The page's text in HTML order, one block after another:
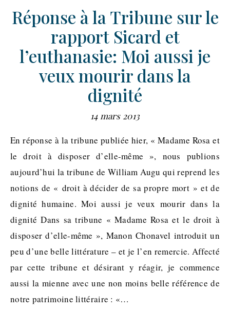
Réponse à la Tribune sur le
rapport Sicard et
l’euthanasie: Moi aussi je
veux mourir dans la
dignité
14 mars 2013
En réponse à la tribune publiée hier, « Madame Rosa et
le droit à disposer d’elle-même », nous publions
aujourd’hui la tribune de William Augu qui reprend les
notions de « droit à décider de sa propre mort » et de
dignité humaine. Moi aussi je veux mourir dans la
dignité Dans sa tribune « Madame Rosa et le droit à
disposer d’elle-même », Manon Chonavel introduit un
peu d’une belle littérature – et je l’en remercie. Affecté
par cette tribune et désirant y réagir, je commence
aussi la mienne avec une non moins belle référence de
notre patrimoine littéraire : «…